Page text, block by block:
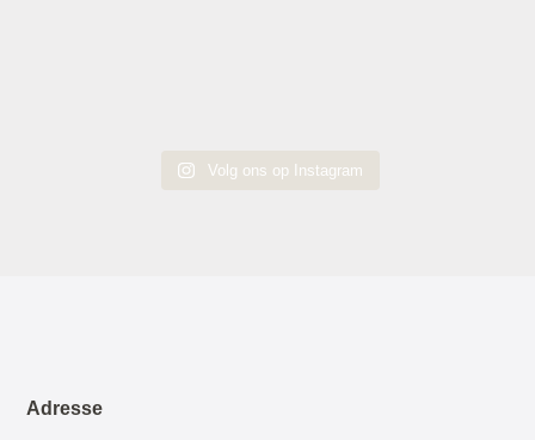
Volg ons op Instagram
Adresse